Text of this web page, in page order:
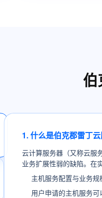
1. 什么是伯克郡雷丁云
云计算服务器（又称云服
业务扩展性弱的缺陷。在
主机服务配置与业务规
用户申请的主机服务